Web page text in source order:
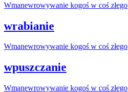
Wmanewrowywanie kogoś w coś złego
wrabianie
Wmanewrowywanie kogoś w coś złego
wpuszczanie
Wmanewrowywanie kogoś w coś złego